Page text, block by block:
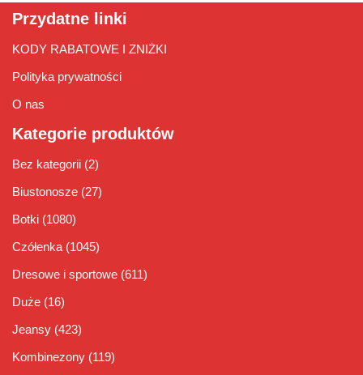
Przydatne linki
KODY RABATOWE I ZNIŻKI
Polityka prywatności
O nas
Kategorie produktów
Bez kategorii (2)
Biustonosze (27)
Botki (1080)
Czółenka (1045)
Dresowe i sportowe (611)
Duże (16)
Jeansy (423)
Kombinezony (119)